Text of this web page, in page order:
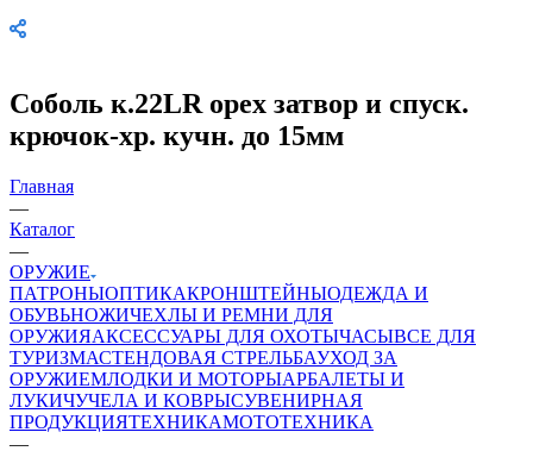
Соболь к.22LR орех затвор и спуск.
крючок-хр. кучн. до 15мм
Главная
—
Каталог
—
ОРУЖИЕ
ПАТРОНЫОПТИКАКРОНШТЕЙНЫОДЕЖДА И
ОБУВЬНОЖИЧЕХЛЫ И РЕМНИ ДЛЯ
ОРУЖИЯАКСЕССУАРЫ ДЛЯ ОХОТЫЧАСЫВСЕ ДЛЯ
ТУРИЗМАСТЕНДОВАЯ СТРЕЛЬБАУХОД ЗА
ОРУЖИЕМЛОДКИ И МОТОРЫАРБАЛЕТЫ И
ЛУКИЧУЧЕЛА И КОВРЫСУВЕНИРНАЯ
ПРОДУКЦИЯТЕХНИКАМОТОТЕХНИКА
—